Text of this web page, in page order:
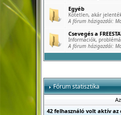
Egyéb
Kötetlen, akár
A fórum házigazdái:
Csevegés a
Információk,
A fórum házigazdái:
Fórum statisztika
42 felhasználó volt aktív